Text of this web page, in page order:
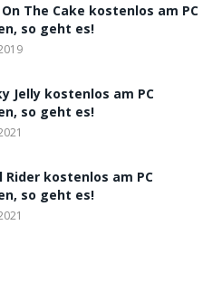
The Cake kostenlos am PC
so geht es!
Jelly kostenlos am PC
so geht es!
Rider kostenlos am PC
so geht es!